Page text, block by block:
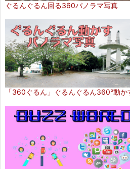
ぐるんぐるん回る360パノラマ写真
「360ぐるん」ぐるんぐるん360°動